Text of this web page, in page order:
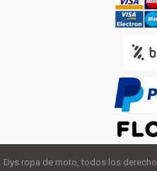
Dys ropa de moto, todos los